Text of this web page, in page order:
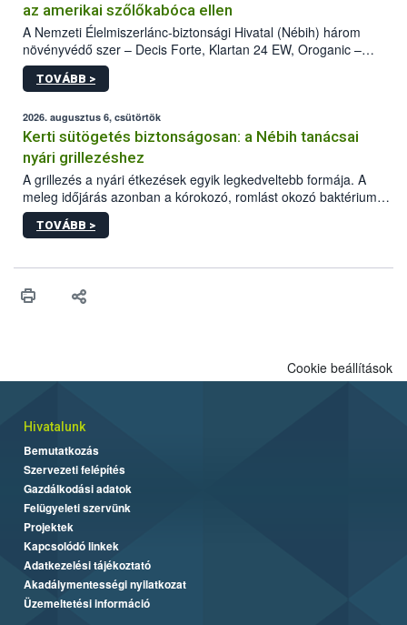
az amerikai szőlőkabóca ellen
A Nemzeti Élelmiszerlánc-biztonsági Hivatal (Nébih) három
növényvédő szer – Decis Forte, Klartan 24 EW, Oroganic –
engedélyokiratát módosította, így azok a szüretet követően,
egészen a vesszőérettség (BBCH 91) stádiumáig
érésű szőlőkben is legyen lehetőség a károsító elleni további
védekezésre. Az Oroganic készítmény kis kiszerelésben kiskerti
felhasználók számára is elérhető és ökológiai termesztésben is
engedélyezett.
TOVÁBB >
2026. augusztus 6, csütörtök
Kerti sütögetés biztonságosan: a Nébih tanácsai
nyári grillezéshez
A grillezés a nyári étkezések egyik legkedveltebb formája. A
meleg időjárás azonban a kórokozó, romlást okozó baktériumok
gyorsabb szaporodásának is kedvez. A szabadtéri sütögetés
ezért nem csupán a megfelelő sütési technikáról szól: legalább
higiéniai szabályok betartása, a megfelelő hőkezelés, valamint a
biztonsági Hivatal (Nébih) Oktatási Programja összegyűjtötte a
TOVÁBB >
Cookie beállítások
Hivatalunk
Bemutatkozás
Szervezeti felépítés
Gazdálkodási adatok
Felügyeleti szervünk
Projektek
Kapcsolódó linkek
Adatkezelési tájékoztató
Akadálymentességi nyilatkozat
Üzemeltetési információ